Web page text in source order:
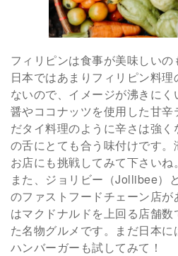
フィリピンは食事が美味しいの
日本ではあまりフィリピン料
ないので、イメージが沸きに
醤やココナッツを使用した甘
だタイ料理のように辛さは強
の舌にとても合う味付けです
お店にも挑戦してみて下さいね。
また、ジョリビー（Jollibee）
のファストフードチェーン店
はマクドナルドを上回る店舗
た名物グルメです。まだ日本
ハンバーガーも試してみて！